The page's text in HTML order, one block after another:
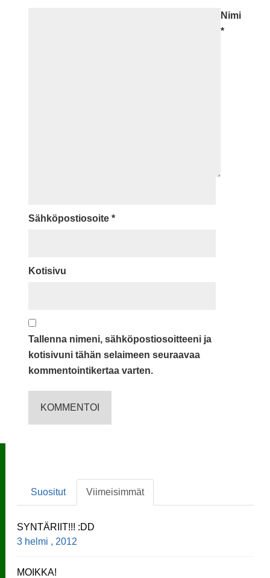
Nimi
*
Sähköpostiosoite *
Kotisivu
Tallenna nimeni, sähköpostiosoitteeni ja
kotisivuni tähän selaimeen seuraavaa
kommentointikertaa varten.
Suositut Viimeisimmät
SYNTÄRIIT!!! :DD
3 helmi , 2012
MOIKKA!